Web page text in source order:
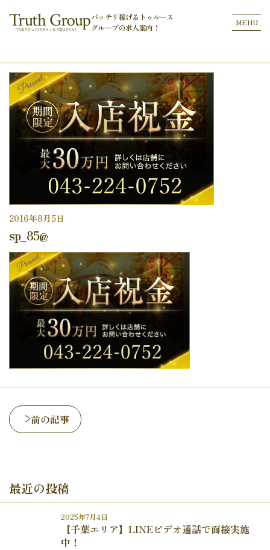
バッチリ稼げるトゥルース
グループの求人案内！
MENU
2016年8月5日
sp_85@
前の記事
最近の投稿
2025年7月4日
【千葉エリア】LINEビデオ通話で面接実施
中！